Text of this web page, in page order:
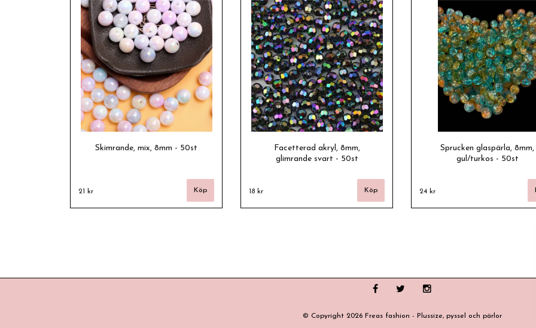
Skimrande, mix, 8mm - 50st
21 kr
Facetterad akryl, 8mm,
glimrande svart - 50st
18 kr
Sprucken glaspärla, 8mm,
gul/turkos - 50st
24 kr
© Copyright 2026 Freas fashion - Plussize, pyssel och pärlor